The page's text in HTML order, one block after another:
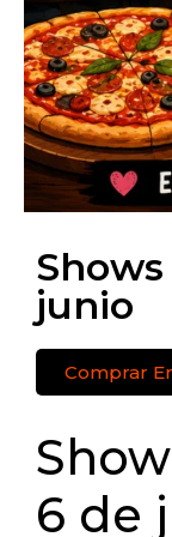
junio
Comprar
6 de